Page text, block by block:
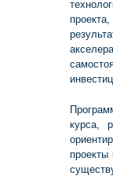
курса,
проекты